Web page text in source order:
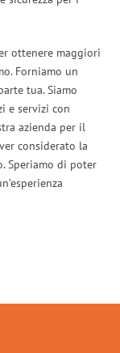
ottenere maggiori
Forniamo un
tua. Siamo
e servizi con
azienda per il
considerato la
Speriamo di poter